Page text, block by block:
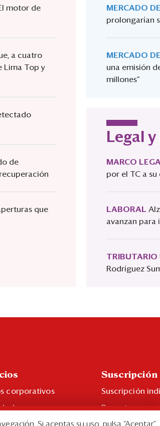
motor de
a cuatro
Lima Top y
de
que
MERCADO
prolongarían
MERCADO
una emisión
millones”
Legal
MARCO
por el TC a
LABORAL
avanzan para
TRIBUTARIO
Rodríguez
corporativos
Suscripción
Suscripción
Paquetes
Si aceptas su uso, pulsa “Aceptar”.